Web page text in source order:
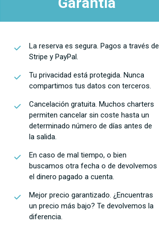
La reserva es segura. Pagos a través de
Stripe y PayPal.
Tu privacidad está protegida. Nunca
compartimos tus datos con terceros.
Cancelación gratuita. Muchos charters
permiten cancelar sin coste hasta un
determinado número de días antes de
la salida.
En caso de mal tiempo, o bien
buscamos otra fecha o de devolvemos
el dinero pagado a cuenta.
Mejor precio garantizado. ¿Encuentras
un precio más bajo? Te devolvemos la
diferencia.